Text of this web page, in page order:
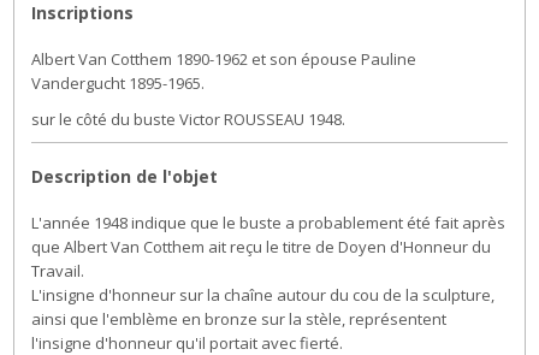
Inscriptions
Albert Van Cotthem 1890-1962 et son épouse Pauline
Vandergucht 1895-1965.
sur le côté du buste Victor ROUSSEAU 1948.
Description de l'objet
L'année 1948 indique que le buste a probablement été fait après
que Albert Van Cotthem ait reçu le titre de Doyen d'Honneur du
Travail.
L'insigne d'honneur sur la chaîne autour du cou de la sculpture,
ainsi que l'emblème en bronze sur la stèle, représentent
l'insigne d'honneur qu'il portait avec fierté.